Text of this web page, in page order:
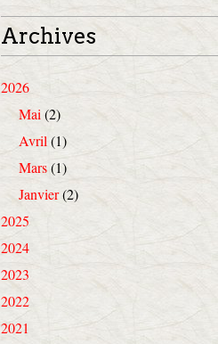
Archives
2026
Mai (2)
Avril (1)
Mars(1)
Janvier(2)
2025
2024
2023
2022
2021